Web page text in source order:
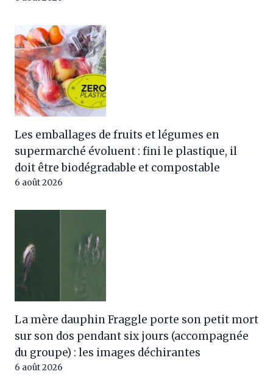
Les emballages de fruits et légumes en
supermarché évoluent : fini le plastique, il
doit être biodégradable et compostable
6 août 2026
La mère dauphin Fraggle porte son petit mort
sur son dos pendant six jours (accompagnée
du groupe) : les images déchirantes
6 août 2026